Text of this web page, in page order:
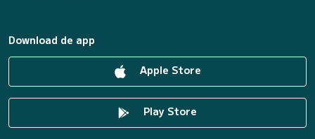
Download de app
Apple Store
Play Store